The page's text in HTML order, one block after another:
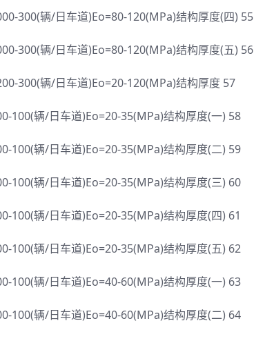
300(辆/日车道)Eo=80-120(MPa)结构厚度(四) 55
300(辆/日车道)Eo=80-120(MPa)结构厚度(五) 56
300(辆/日车道)Eo=20-120(MPa)结构厚度 57
100(辆/日车道)Eo=20-35(MPa)结构厚度(一) 58
100(辆/日车道)Eo=20-35(MPa)结构厚度(二) 59
100(辆/日车道)Eo=20-35(MPa)结构厚度(三) 60
100(辆/日车道)Eo=20-35(MPa)结构厚度(四) 61
100(辆/日车道)Eo=20-35(MPa)结构厚度(五) 62
100(辆/日车道)Eo=40-60(MPa)结构厚度(一) 63
100(辆/日车道)Eo=40-60(MPa)结构厚度(二) 64